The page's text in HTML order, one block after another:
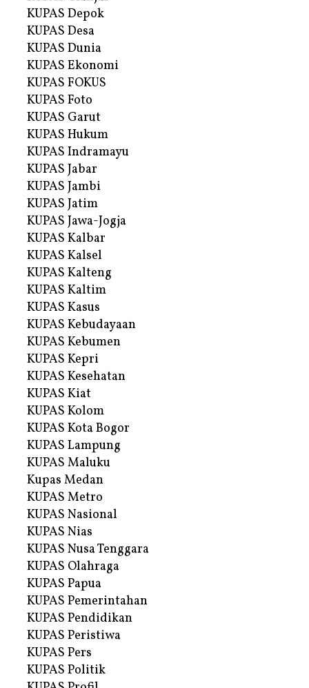
KUPAS Depok
KUPAS Desa
KUPAS Dunia
KUPAS Ekonomi
KUPAS FOKUS
KUPAS Foto
KUPAS Garut
KUPAS Hukum
KUPAS Indramayu
KUPAS Jabar
KUPAS Jambi
KUPAS Jatim
KUPAS Jawa-Jogja
KUPAS Kalbar
KUPAS Kalsel
KUPAS Kalteng
KUPAS Kaltim
KUPAS Kasus
KUPAS Kebudayaan
KUPAS Kebumen
KUPAS Kepri
KUPAS Kesehatan
KUPAS Kiat
KUPAS Kolom
KUPAS Kota Bogor
KUPAS Lampung
KUPAS Maluku
Kupas Medan
KUPAS Metro
KUPAS Nasional
KUPAS Nias
KUPAS Nusa Tenggara
KUPAS Olahraga
KUPAS Papua
KUPAS Pemerintahan
KUPAS Pendidikan
KUPAS Peristiwa
KUPAS Pers
KUPAS Politik